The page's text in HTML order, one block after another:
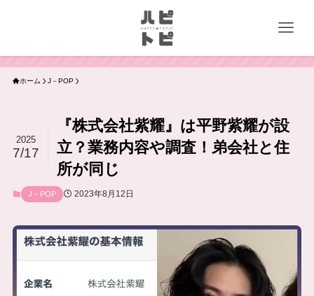
ホーム J－POP
『株式会社紫耀』は平野紫耀が設
立？業務内容や調査！弟会社と住
所が同じ
2025
7/17
J－POP 2023年8月12日